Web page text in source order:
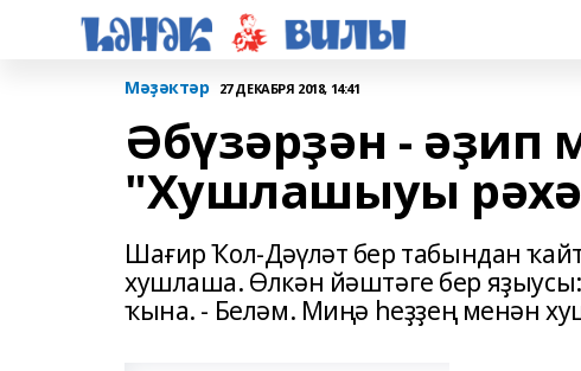
Мәҙәктәр 27 ДЕКАБРЯ 2018, 14:41
Әбүзәрҙән - әҙип
"Хушлашыуы
Шағир Ҡол-Дәүләт бер табындан
хушлаша. Өлкән йәштәге бер
ҡына. - Беләм. Миңә һеҙҙең менән